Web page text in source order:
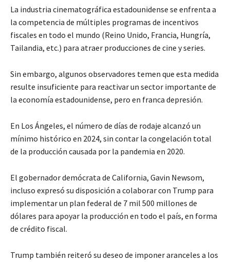
La industria cinematográfica estadounidense se enfrenta a
la competencia de múltiples programas de incentivos
fiscales en todo el mundo (Reino Unido, Francia, Hungría,
Tailandia, etc.) para atraer producciones de cine y series.
Sin embargo, algunos observadores temen que esta medida
resulte insuficiente para reactivar un sector importante de
la economía estadounidense, pero en franca depresión.
En Los Ángeles, el número de días de rodaje alcanzó un
mínimo histórico en 2024, sin contar la congelación total
de la producción causada por la pandemia en 2020.
El gobernador demócrata de California, Gavin Newsom,
incluso expresó su disposición a colaborar con Trump para
implementar un plan federal de 7 mil 500 millones de
dólares para apoyar la producción en todo el país, en forma
de crédito fiscal.
Trump también reiteró su deseo de imponer aranceles a los